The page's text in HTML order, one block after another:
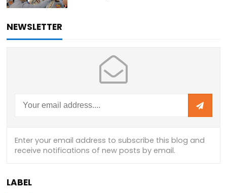
NEWSLETTER
LABEL